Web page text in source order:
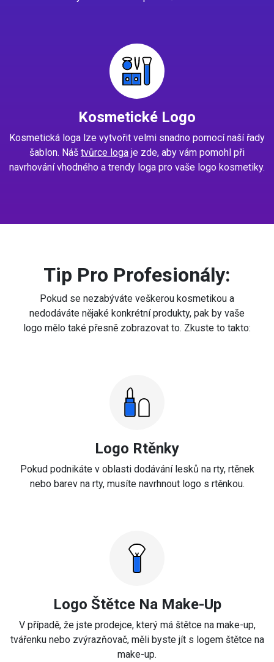
Kosmetické Logo
Kosmetická loga lze vytvořit velmi snadno pomocí naší řady
šablon. Náš tvůrce loga je zde, aby vám pomohl při
navrhování vhodného a trendy loga pro vaše logo kosmetiky.
Tip Pro Profesionály:
Pokud se nezabýváte veškerou kosmetikou a
nedodáváte nějaké konkrétní produkty, pak by vaše
logo mělo také přesně zobrazovat to. Zkuste to takto:
Logo Rtěnky
Pokud podnikáte v oblasti dodávání lesků na rty, rtěnek
nebo barev na rty, musíte navrhnout logo s rtěnkou.
Logo Štětce Na Make-Up
V případě, že jste prodejce, který má štětce na make-up,
tvářenku nebo zvýrazňovač, měli byste jít s logem štětce na
make-up.